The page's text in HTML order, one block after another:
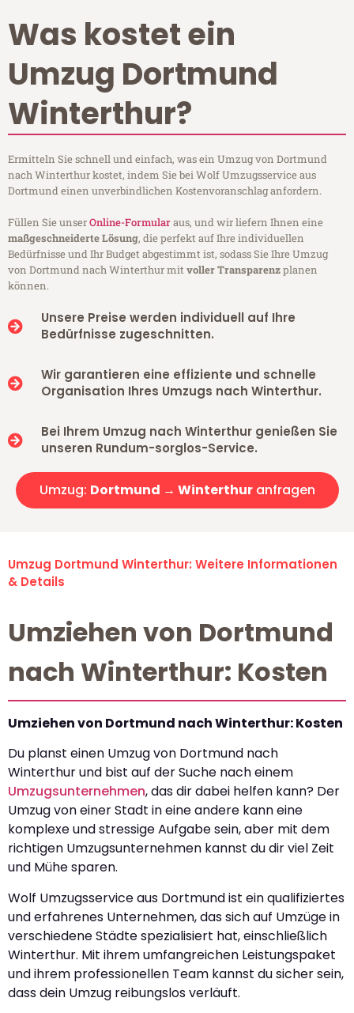
Was kostet ein
Umzug Dortmund
Winterthur?
Ermitteln Sie schnell und einfach, was ein Umzug von Dortmund
nach Winterthur kostet, indem Sie bei Wolf Umzugsservice aus
Dortmund einen unverbindlichen Kostenvoranschlag anfordern.
Füllen Sie unserOnline-Formularaus, und wir liefern Ihnen eine
maßgeschneiderte Lösung, die perfekt auf Ihre individuellen
Bedürfnisse und Ihr Budget abgestimmt ist, sodass Sie Ihre Umzug
von Dortmund nach Winterthur mitvoller Transparenzplanen
können.
Unsere Preise werden individuell auf Ihre
Bedürfnisse zugeschnitten.
Wir garantieren eine effiziente und schnelle
Organisation Ihres Umzugs nach Winterthur.
Bei Ihrem Umzug nach Winterthur genießen Sie
unseren Rundum-sorglos-Service.
Umzug: Dortmund → Winterthuranfragen
Umzug Dortmund Winterthur: Weitere Informationen
& Details
Umziehen von Dortmund
nach Winterthur: Kosten
Umziehen von Dortmund nach Winterthur: Kosten
Du planst einen Umzug von Dortmund nach
Winterthur und bist auf der Suche nach einem
Umzugsunternehmen, das dir dabei helfen kann? Der
Umzug von einer Stadt in eine andere kann eine
komplexe und stressige Aufgabe sein, aber mit dem
richtigen Umzugsunternehmen kannst du dir viel Zeit
und Mühe sparen.
Wolf Umzugsservice aus Dortmund ist ein qualifiziertes
und erfahrenes Unternehmen, das sich auf Umzüge in
verschiedene Städte spezialisiert hat, einschließlich
Winterthur. Mit ihrem umfangreichen Leistungspaket
und ihrem professionellen Team kannst du sicher sein,
dass dein Umzug reibungslos verläuft.